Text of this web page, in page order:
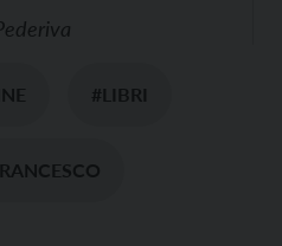
#LIBRI